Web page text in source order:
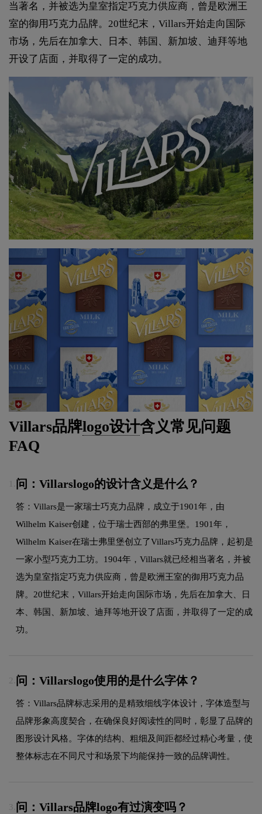
当著名，并被选为皇室指定巧克力供应商，曾是欧洲王
室的御用巧克力品牌。20世纪末，Villars开始走向国际
市场，先后在加拿大、日本、韩国、新加坡、迪拜等地
开设了店面，并取得了一定的成功。
Villars品牌logo设计含义常见问题
FAQ
问：Villarslogo的设计含义是什么？
答：Villars是一家瑞士巧克力品牌，成立于1901年，由
Wilhelm Kaiser创建，位于瑞士西部的弗里堡。1901年，
Wilhelm Kaiser在瑞士弗里堡创立了Villars巧克力品牌，起初是
一家小型巧克力工坊。1904年，Villars就已经相当著名，并被
选为皇室指定巧克力供应商，曾是欧洲王室的御用巧克力品
牌。20世纪末，Villars开始走向国际市场，先后在加拿大、日
本、韩国、新加坡、迪拜等地开设了店面，并取得了一定的成
功。
2. 问：Villarslogo使用的是什么字体？
答：Villars品牌标志采用的是精致细线字体设计，字体造型与
品牌形象高度契合，在确保良好阅读性的同时，彰显了品牌的
图形设计风格。字体的结构、粗细及间距都经过精心考量，使
整体标志在不同尺寸和场景下均能保持一致的品牌调性。
3. 问：Villars品牌logo有过演变吗？